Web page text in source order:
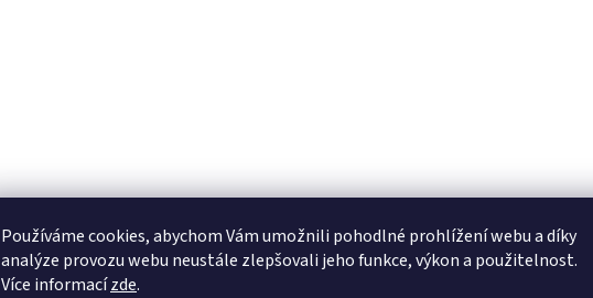
Používáme cookies, abychom Vám umožnili pohodlné prohlížení webu a díky
analýze provozu webu neustále zlepšovali jeho funkce, výkon a použitelnost.
Více informacízde.